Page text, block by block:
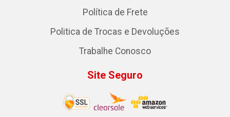
Política de Frete
Politica de Trocas e Devoluções
Trabalhe Conosco
Site Seguro